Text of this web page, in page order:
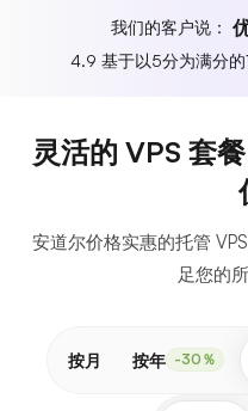
我们的客户说：
4.9 基于以5分为满分的
灵活的 VPS 套
安道尔价格实惠的托管
足您的
按月 按年 -30％